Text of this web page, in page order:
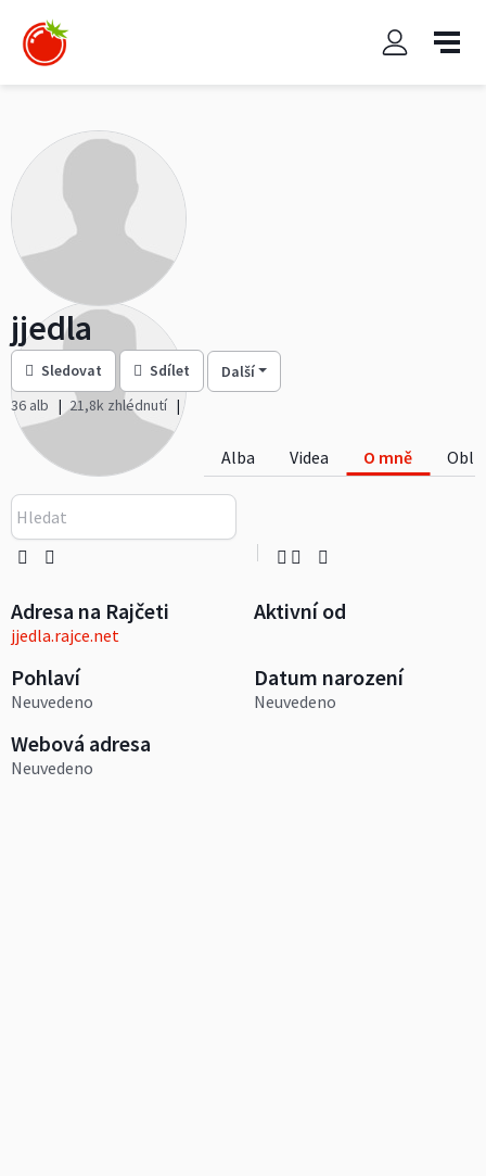
jjedla
Sledovat Sdílet
Další
36 alb
21,8k zhlédnutí
Alba Videa O mně
Adresa na Rajčeti
jjedla.rajce.net
Aktivní od
Pohlaví
Neuvedeno
Datum narození
Neuvedeno
Webová adresa
Neuvedeno